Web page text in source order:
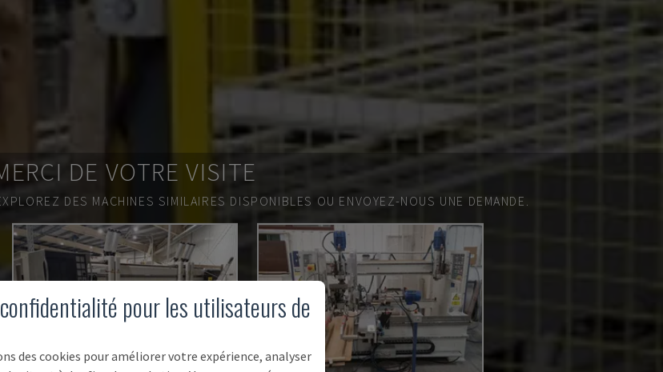
DE VOTRE VISITE
DES MACHINES SIMILAIRES DISPONIBLES OU ENVOYEZ-NOUS UNE DEMANDE.
pour les utilisateurs de
des cookies pour améliorer votre expérience, analyser